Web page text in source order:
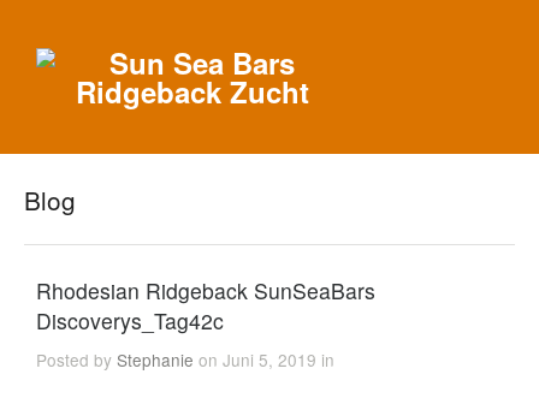
Blog
Rhodesian Ridgeback SunSeaBars
Discoverys_Tag42c
Posted byStephanie on Juni 5, 2019 in